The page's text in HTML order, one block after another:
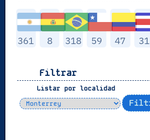
361 8 318 59 47 31
Filtrar
Listar por localidad